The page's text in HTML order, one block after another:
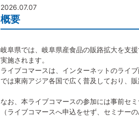
2026.07.07
概要
岐阜県では、岐阜県産食品の販路拡大を支
実施されます。
ライブコマースは、インターネットのライ
では東南アジア各国で広く普及しており、
なお、本ライブコマースの参加には事前セ
（ライブコマースへ申込をせず、セミナーの